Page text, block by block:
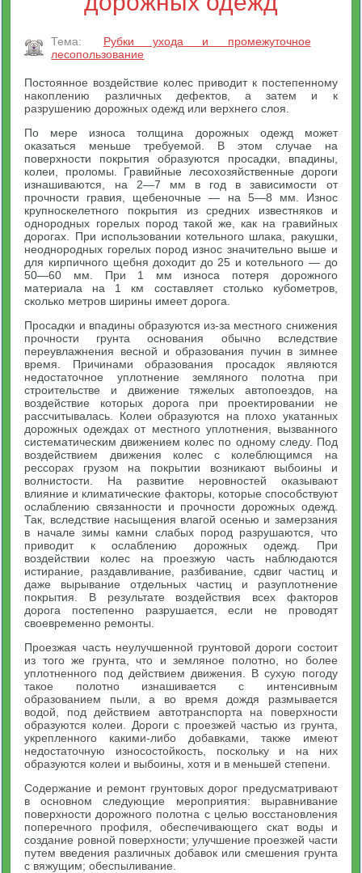
Тема:
Рубки ухода и промежуточное
лесопользование
Постоянное воздействие колес приводит к постепенному
накоплению различных дефектов, а затем и к
разрушению дорожных одежд или верхнего слоя.
По мере износа толщина дорожных одежд может
оказаться меньше требуемой. В этом случае на
поверхности покрытия образуются просадки, впадины,
колеи, проломы. Гравийные лесохозяйственные дороги
изнашиваются, на 2—7 мм в год в зависимости от
прочности гравия, щебеночные — на 5—8 мм. Износ
крупноскелетного покрытия из средних известняков и
однородных горелых пород такой же, как на гравийных
дорогах. При использовании котельного шлака, ракушки,
неоднородных горелых пород износ значительно выше и
для кирпичного щебня доходит до 25 и котельного — до
50—60 мм. При 1 мм износа потеря дорожного
материала на 1 км составляет столько кубометров,
сколько метров ширины имеет дорога.
Просадки и впадины образуются из-за местного снижения
прочности грунта основания обычно вследствие
переувлажнения весной и образования пучин в зимнее
время. Причинами образования просадок являются
недостаточное уплотнение земляного полотна при
строительстве и движение тяжелых автопоездов, на
воздействие которых дорога при проектировании не
рассчитывалась. Колеи образуются на плохо укатанных
дорожных одеждах от местного уплотнения, вызванного
систематическим движением колес по одному следу. Под
воздействием движения колес с колеблющимся на
рессорах грузом на покрытии возникают выбоины и
волнистости. На развитие неровностей оказывают
влияние и климатические факторы, которые способствуют
ослаблению связанности и прочности дорожных одежд.
Так, вследствие насыщения влагой осенью и замерзания
в начале зимы камни слабых пород разрушаются, что
приводит к ослаблению дорожных одежд. При
воздействии колес на проезжую часть наблюдаются
истирание, раздавливание, разбивание, сдвиг частиц и
даже вырывание отдельных частиц и разуплотнение
покрытия. В результате воздействия всех факторов
дорога постепенно разрушается, если не проводят
своевременно ремонты.
Проезжая часть неулучшенной грунтовой дороги состоит
из того же грунта, что и земляное полотно, но более
уплотненного под действием движения. В сухую погоду
такое полотно изнашивается с интенсивным
образованием пыли, а во время дождя размывается
водой, под действием автотранспорта на поверхности
образуются колеи. Дороги с проезжей частью из грунта,
укрепленного какими-либо добавками, также имеют
недостаточную износостойкость, поскольку и на них
образуются колеи и выбоины, хотя и в меньшей степени.
Содержание и ремонт грунтовых дорог предусматривают
в основном следующие мероприятия: выравнивание
поверхности дорожного полотна с целью восстановления
поперечного профиля, обеспечивающего скат воды и
создание ровной поверхности; улучшение проезжей части
путем введения различных добавок или смешения грунта
с вяжущим; обеспыливание.